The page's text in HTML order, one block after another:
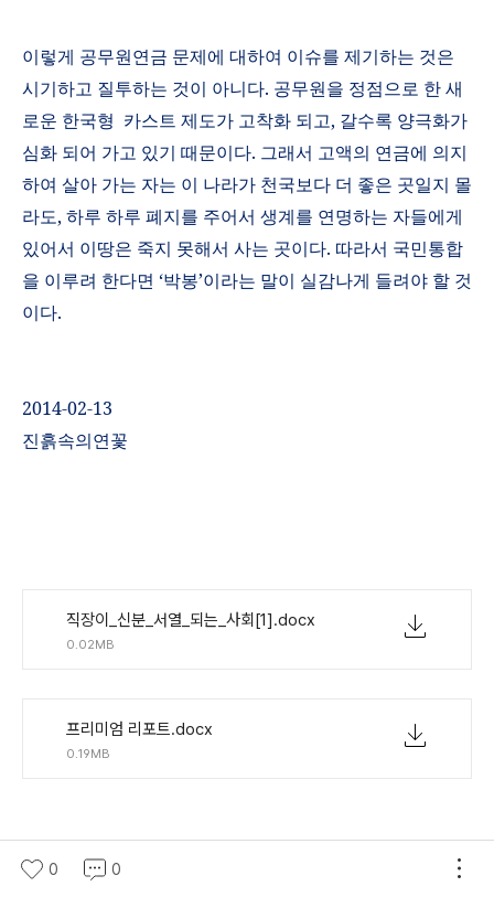
이렇게 공무원연금 문제에 대하여 이슈를 제기하는 것은
시기하고 질투하는 것이 아니다. 공무원을 정점으로 한 새
로운 한국형 카스트 제도가 고착화 되고, 갈수록 양극화가
심화 되어 가고 있기 때문이다. 그래서 고액의 연금에 의지
하여 살아 가는 자는 이 나라가 천국보다 더 좋은 곳일지 몰
라도, 하루 하루 폐지를 주어서 생계를 연명하는 자들에게
있어서 이땅은 죽지 못해서 사는 곳이다. 따라서 국민통합
을 이루려 한다면 ‘박봉’이라는 말이 실감나게 들려야 할 것
이다.
2014-02-13
진흙속의연꽃
직장이_신분_서열_되는_사회[1].docx
0.02MB
프리미엄 리포트.docx
0.19MB
0 0